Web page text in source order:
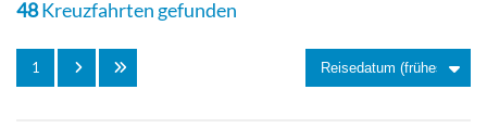
48Kreuzfahrten gefunden
1